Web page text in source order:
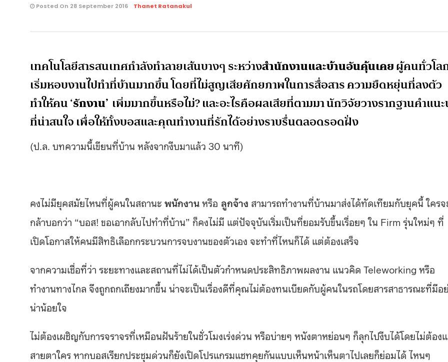
Posted On 28 September 2016 Thanet Ratanakul
เทคโนโลยีสารสนเทศกำลังทำลายเส้นบางๆ ระหว่างสำนักงานและบ้านอันคุ้นเคยผู้คนทั่วโล
เริ่มหอบงานไปทำที่บ้านมากขึ้น โดยที่ไม่สูญเสียศักยภาพในการสื่อสาร ความยืดหยุ่นที่ลงตัว
ทำให้คน ‘รักงาน’ เพิ่มมากขึ้นหรือไม่? และอะไรคือผลเสียที่ตามมา นักวิจัยวางรากฐานคำแน
ที่น่าสนใจ เพื่อให้ทั้งบอสและคุณทำงานที่รักได้อย่างราบรื่นตลอดรอดฝั่ง
(ป.ล. บทความนี้เขียนที่บ้าน หลังจากงีบมาแล้ว 30 นาที)
คงไม่มียุคสมัยไหนที่ผู้คนในสถานะ พนักงานหรือ ลูกจ้าง สามารถทำงานที่บ้านมาส่งได้ทัดเทียมกับยุคนี้ ใครจ
กล้าบอกว่า “บอส! ขอเอากลับไปทำที่บ้าน” ก็คงไม่มี แต่ปัจจุบันเริ่มเป็นที่ยอมรับขึ้นเรื่อยๆ ใน Firm รุ่นใหม่ๆ ที่
เปิดโอกาสให้คนมีสิทธิเลือกกระบวนการจบงานของตัวเอง จะทำที่ไหนก็ได้ แต่ต้องเสร็จ
จากความเชื่อที่ว่า ระยะทางและสถานที่ไม่ได้เป็นตัวกำหนดประสิทธิภาพผลงาน แนวคิด Teleworking หรือ
ทำงานทางไกล จึงถูกถกเถียงมากขึ้น น่าจะเป็นเรื่องดีที่คุณไม่ต้องทนเบียดกับผู้คนในรถโดยสารสาธารณะที่มีอ
น่าน้อยใจ
ไม่ต้องเผชิญกับการจราจรที่เหมือนฝันร้ายในชั่วโมงเร่งด่วน หรือบ่ายๆ หนังตาหย่อนๆ ก็ลุกไปงีบได้โดยไม่ต้อง
สายตาใคร หากบอสเรียกประชุมด่วนก็ยังเปิดโปรแกรมแชทคุยกันแบบเห็นหน้าเห็นตาไปเลยก็ย่อมได้ ไหนๆ